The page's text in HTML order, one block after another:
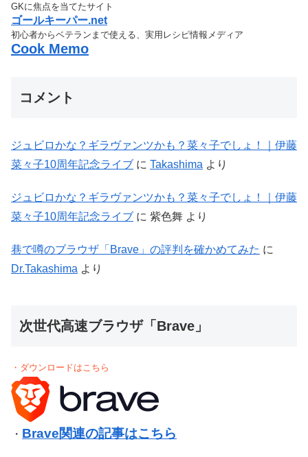
GKに焦点を当てたサイト
ゴールキーパー.net
初心者からベテランまで使える、実用レシピ情報メディア
Cook Memo
コメント
ジュビロかな？ギラヴァンツかも？菜々子でしょ！｜伊藤
菜々子10周年記念ライブ に Takashima より
ジュビロかな？ギラヴァンツかも？菜々子でしょ！｜伊藤
菜々子10周年記念ライブ に 紫色舞 より
巷で噂のブラウザ「Brave」の評判を確かめてみた に
Dr.Takashima より
次世代高速ブラウザ「Brave」
・ダウンロードはこちら
・ Brave関連の記事はこちら